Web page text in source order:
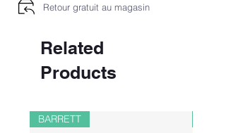
Retour gratuit au magasin
Related
Products
BARRETT